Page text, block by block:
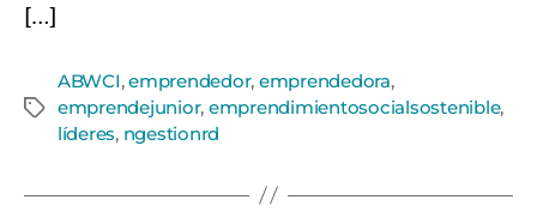
[…]
ABWCI,emprendedor, emprendedora,
emprendejunior, emprendimientosocialsostenible,
líderes, ngestionrd